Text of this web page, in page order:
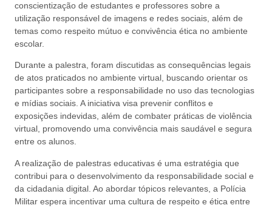
conscientização de estudantes e professores sobre a
utilização responsável de imagens e redes sociais, além de
temas como respeito mútuo e convivência ética no ambiente
escolar.
Durante a palestra, foram discutidas as consequências legais
de atos praticados no ambiente virtual, buscando orientar os
participantes sobre a responsabilidade no uso das tecnologias
e mídias sociais. A iniciativa visa prevenir conflitos e
exposições indevidas, além de combater práticas de violência
virtual, promovendo uma convivência mais saudável e segura
entre os alunos.
A realização de palestras educativas é uma estratégia que
contribui para o desenvolvimento da responsabilidade social e
da cidadania digital. Ao abordar tópicos relevantes, a Polícia
Militar espera incentivar uma cultura de respeito e ética entre